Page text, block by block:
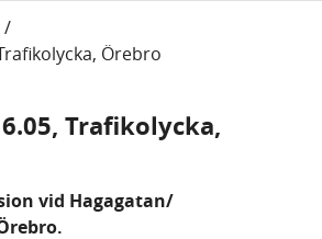
/
Örebro
Trafikolycka,
vid Hagagatan/